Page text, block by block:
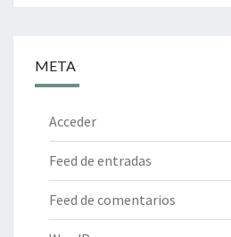
META
Acceder
Feed de entradas
Feed de comentarios